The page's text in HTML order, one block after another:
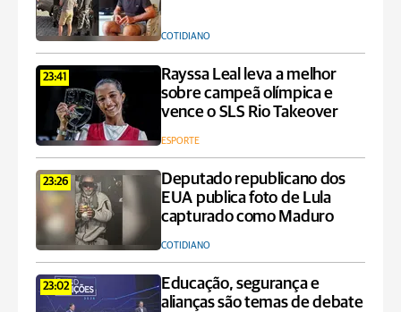
COTIDIANO
23:41
Rayssa Leal leva a melhor
sobre campeã olímpica e
vence o SLS Rio Takeover
ESPORTE
23:26
Deputado republicano dos
EUA publica foto de Lula
capturado como Maduro
COTIDIANO
23:02
Educação, segurança e
alianças são temas de debate